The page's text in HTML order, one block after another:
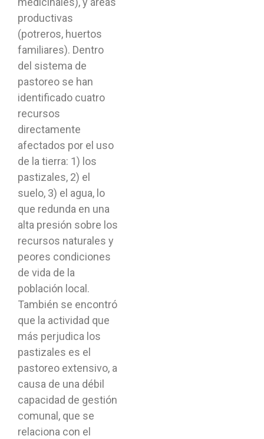
productivas
(potreros, huertos
familiares). Dentro
del sistema de
pastoreo se han
identificado cuatro
recursos
directamente
afectados por el uso
de la tierra: 1) los
pastizales, 2) el
suelo, 3) el agua, lo
que redunda en una
alta presión sobre los
recursos naturales y
peores condiciones
de vida de la
población local.
También se encontró
que la actividad que
más perjudica los
pastizales es el
pastoreo extensivo, a
causa de una débil
capacidad de gestión
comunal, que se
relaciona con el